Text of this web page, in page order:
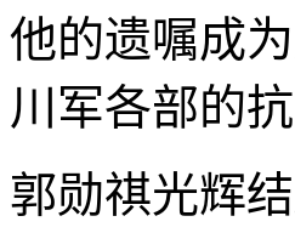
他的遗嘱成
川军各部的
郭勋祺光辉